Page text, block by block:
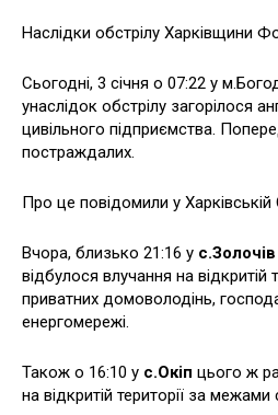
Наслідки обстрілу Харківщини
Сьогодні, 3 січня о 07:22 у
унаслідок обстрілу загорілося
цивільного підприємства.
постраждалих.
Про це повідомили у
Вчора, близько 21:16 у с.Золочів
відбулося влучання на
приватних домоволодінь,
енергомережі.
Також о 16:10 у с.Окіп цього ж
на відкритій території за